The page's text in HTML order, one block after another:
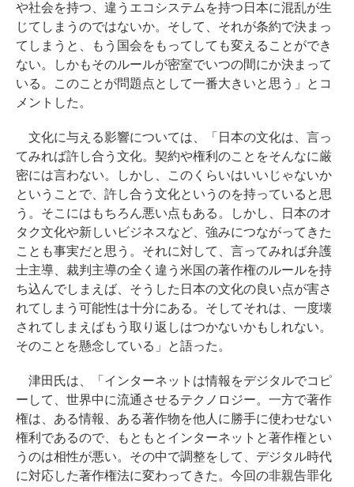
や社会を持つ、違うエコシステムを持つ日本に混乱が生
じてしまうのではないか。そして、それが条約で決まっ
てしまうと、もう国会をもってしても変えることができ
ない。しかもそのルールが密室でいつの間にか決まって
いる。このことが問題点として一番大きいと思う」とコ
メントした。
文化に与える影響については、「日本の文化は、言っ
てみれば許し合う文化。契約や権利のことをそんなに厳
密には言わない。しかし、このくらいはいいじゃないか
ということで、許し合う文化というのを持っていると思
う。そこにはもちろん悪い点もある。しかし、日本のオ
タク文化や新しいビジネスなど、強みにつながってきた
ことも事実だと思う。それに対して、言ってみれば弁護
士主導、裁判主導の全く違う米国の著作権のルールを持
ち込んでしまえば、そうした日本の文化の良い点が害さ
れてしまう可能性は十分にある。そしてそれは、一度壊
されてしまえばもう取り返しはつかないかもしれない。
そのことを懸念している」と語った。
津田氏は、「インターネットは情報をデジタルでコピ
ーして、世界中に流通させるテクノロジー。一方で著作
権は、ある情報、ある著作物を他人に勝手に使わせない
権利であるので、もともとインターネットと著作権とい
うのは相性が悪い。その中で調整をして、デジタル時代
に対応した著作権法に変わってきた。今回の非親告罪化